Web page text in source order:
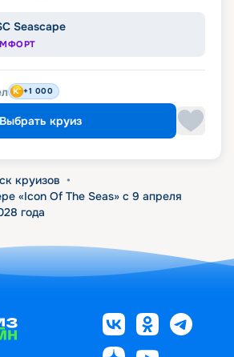
Seascape
+1 000
Выбрать круиз
круизов •
«Icon Of The Seas» с 9 апреля
года